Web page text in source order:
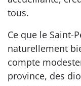
tous.
Ce que le Saint-
naturellement
compte
province, des